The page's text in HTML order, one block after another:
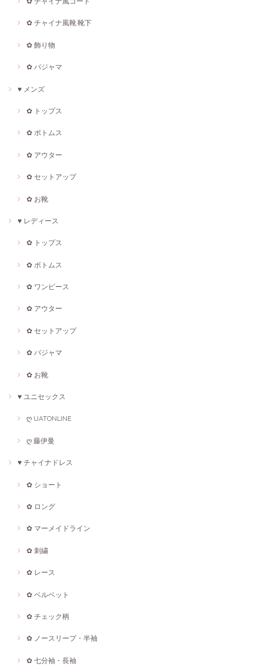
✿ チャイナ風靴·靴下
✿ 飾り物
✿ パジャマ
♥ メンズ
✿ トップス
✿ ボトムス
✿ アウター
✿ セットアップ
✿ お靴
♥ レディース
✿ トップス
✿ ボトムス
✿ ワンピース
✿ アウター
✿ セットアップ
✿ パジャマ
✿ お靴
♥ ユニセックス
ღ UATONLINE
ღ 藤伊曼
♥ チャイナドレス
✿ ショート
✿ ロング
✿ マーメイドライン
✿ 刺繍
✿ レース
✿ ベルベット
✿ チェック柄
✿ ノースリープ・半袖
✿ 七分袖・長袖